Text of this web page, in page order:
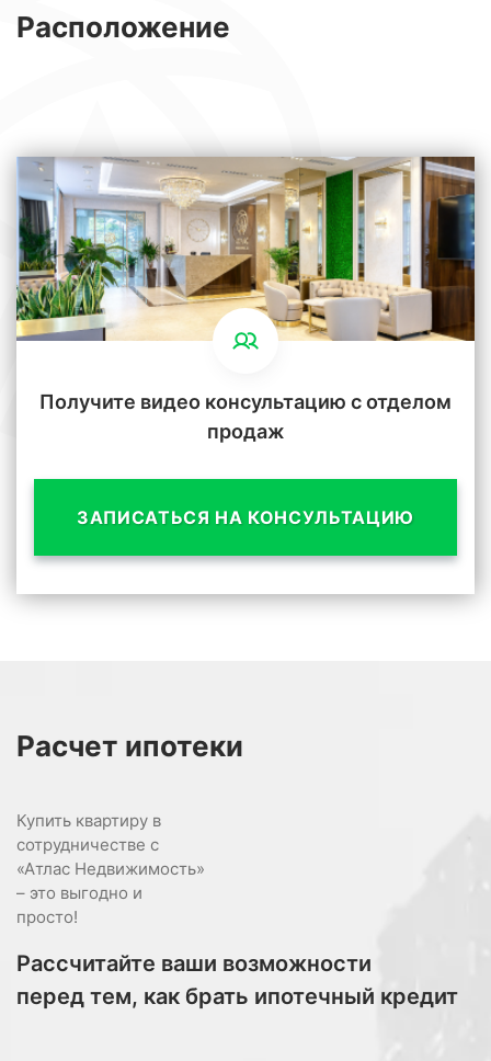
Расположение
Получите видео консультацию с отделом
продаж
ЗАПИСАТЬСЯ НА КОНСУЛЬТАЦИЮ
Расчет ипотеки
Купить квартиру в
сотрудничестве с
«Атлас Недвижимость»
– это выгодно и
просто!
Рассчитайте ваши возможности
перед тем, как брать ипотечный кредит